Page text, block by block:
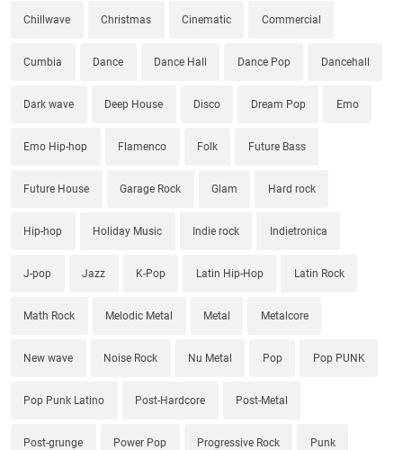
Chillwave Christmas Cinematic Commercial
Cumbia Dance Dance Hall Dance Pop Dancehall
Dark wave Deep House Disco Dream Pop Emo
Emo Hip-hop Flamenco Folk Future Bass
Future House Garage Rock Glam Hard rock
Hip-hop Holiday Music Indie rock Indietronica
J-pop Jazz K-Pop Latin Hip-Hop Latin Rock
Math Rock Melodic Metal Metal Metalcore
New wave Noise Rock Nu Metal Pop Pop PUNK
Pop Punk Latino Post-Hardcore Post-Metal
Post-grunge Power Pop Progressive Rock Punk